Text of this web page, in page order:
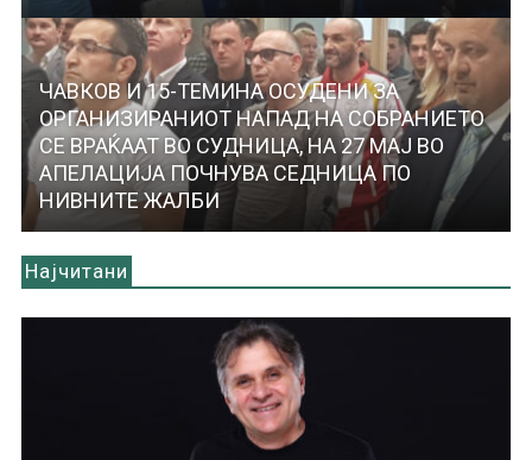
ЧАВКОВ И 15-ТЕМИНА ОСУДЕНИ ЗА
ОРГАНИЗИРАНИОТ НАПАД НА СОБРАНИЕТО
СЕ ВРАЌААТ ВО СУДНИЦА, НА 27 МАЈ ВО
АПЕЛАЦИЈА ПОЧНУВА СЕДНИЦА ПО
НИВНИТЕ ЖАЛБИ
Најчитани